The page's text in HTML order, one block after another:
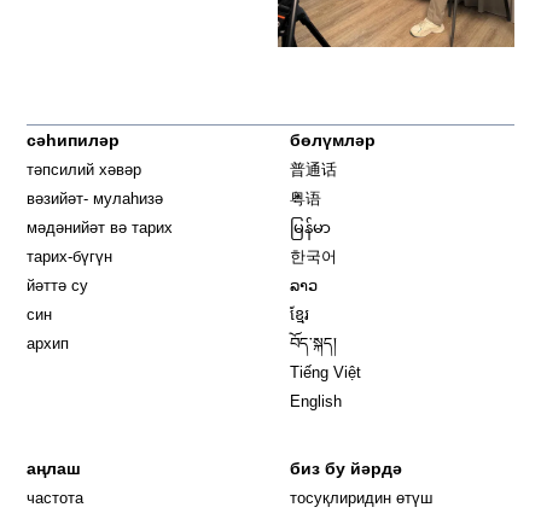
сәһипиләр
тәпсилий хәвәр
вәзийәт- мулаһизә
мәдәнийәт вә тарих
тарих-бүгүн
йәттә су
син
архип
бөлүмләр
普通话
粤语
မြန်မာ
한국어
ລາວ
ខ្មែរ
བོད་སྐད།
Tiếng Việt
English
аңлаш
частота
биз бу йәрдә
тосуқлиридин өтүш